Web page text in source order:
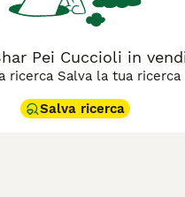
Pei Cuccioli in
ricerca Salva la tua
Salva ricerca